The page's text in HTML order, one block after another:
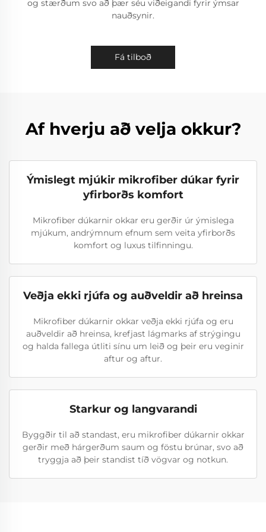
og stærðum svo að þær séu viðeigandi fyrir ýmsar
nauðsynir.
Fá tilboð
Af hverju að velja okkur?
Ýmislegt mjúkir mikrofiber dúkar fyrir
yfirborðs komfort
Mikrofiber dúkarnir okkar eru gerðir úr ýmislega
mjúkum, andrýmnum efnum sem veita yfirborðs
komfort og luxus tilfinningu.
Veðja ekki rjúfa og auðveldir að hreinsa
Mikrofiber dúkarnir okkar veðja ekki rjúfa og eru
auðveldir að hreinsa, krefjast lágmarks af strýgingu
og halda fallega útliti sínu um leið og þeir eru veginir
aftur og aftur.
Starkur og langvarandi
Byggðir til að standast, eru mikrofiber dúkarnir okkar
gerðir með hárgerðum saum og föstu brúnar, svo að
tryggja að þeir standist tíð vögvar og notkun.